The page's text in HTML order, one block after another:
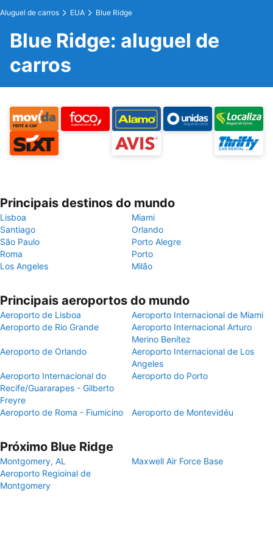
Aluguel de carros EUA Blue Ridge
Blue Ridge: aluguel de
carros
Principais destinos do mundo
Lisboa
Miami
Santiago
Orlando
São Paulo
Porto Alegre
Roma
Porto
Los Angeles
Milão
Principais aeroportos do mundo
Aeroporto de Lisboa
Aeroporto Internacional de Miami
Aeroporto de Rio Grande
Aeroporto Internacional Arturo
Merino Benítez
Aeroporto de Orlando
Aeroporto Internacional de Los
Angeles
Aeroporto Internacional do
Recife/Guararapes - Gilberto
Freyre
Aeroporto do Porto
Aeroporto de Roma - Fiumicino Aeroporto de Montevidéu
Próximo Blue Ridge
Montgomery, AL
Maxwell Air Force Base
Aeroporto Regioinal de
Montgomery